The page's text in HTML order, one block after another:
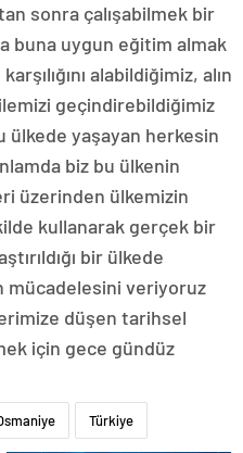
sonra çalışabilmek bir
buna uygun eğitim almak
alabildiğimiz, alın
geçindirebildiğimiz
ülkede yaşayan herkesin
biz bu ülkenin
üzerinden ülkemizin
kullanarak gerçek bir
bir ülkede
mücadelesini veriyoruz
düşen tarihsel
için gece gündüz
Türkiye